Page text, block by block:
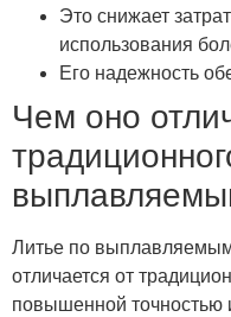
Это снижает
использования
Его надежность
Чем оно
Литье по
отличается от
повышенной точностью